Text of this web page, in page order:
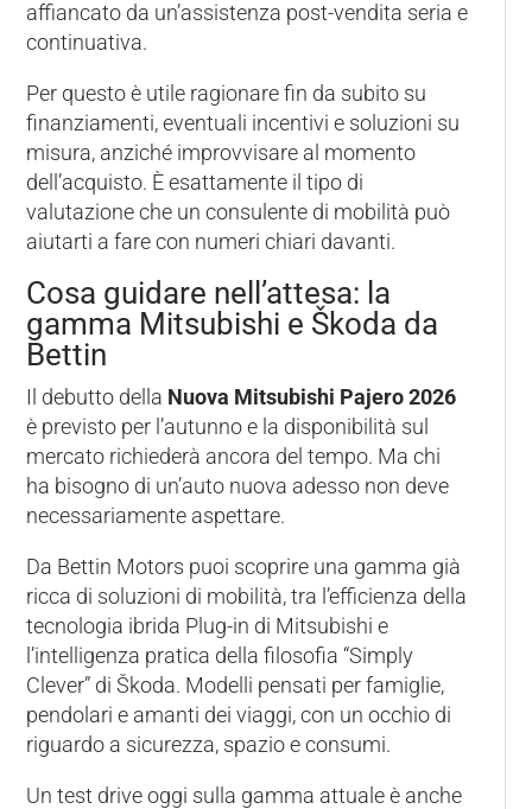
affiancato da un’assistenza post-vendita seria e
continuativa.
Per questo è utile ragionare fin da subito su
finanziamenti, eventuali incentivi e soluzioni su
misura, anziché improvvisare al momento
dell’acquisto. È esattamente il tipo di
valutazione che un consulente di mobilità può
aiutarti a fare con numeri chiari davanti.
Cosa guidare nell’attesa: la
gamma Mitsubishi e Škoda da
Bettin
Il debutto della Nuova Mitsubishi Pajero 2026
è previsto per l’autunno e la disponibilità sul
mercato richiederà ancora del tempo. Ma chi
ha bisogno di un’auto nuova adesso non deve
necessariamente aspettare.
Da Bettin Motors puoi scoprire una gamma già
ricca di soluzioni di mobilità, tra l’efficienza della
tecnologia ibrida Plug-in di Mitsubishi e
l’intelligenza pratica della filosofia “Simply
Clever” di Škoda. Modelli pensati per famiglie,
pendolari e amanti dei viaggi, con un occhio di
riguardo a sicurezza, spazio e consumi.
Un test drive oggi sulla gamma attuale è anche